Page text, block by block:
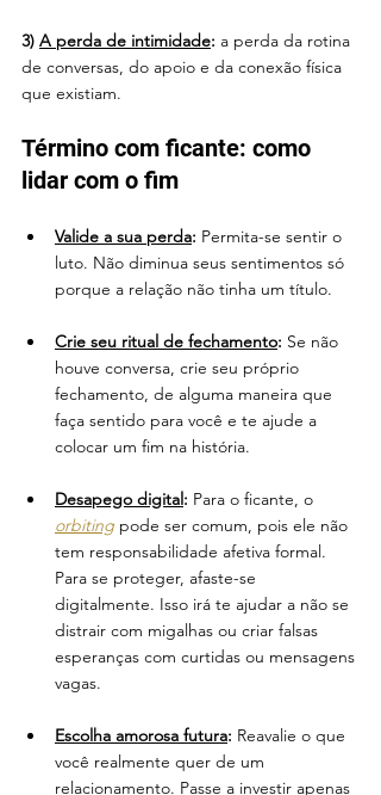
3) A perda de intimidade: a perda da rotina
de conversas, do apoio e da conexão física
que existiam.
Término com ficante: como
lidar com o fim
Valide a sua perda: Permita-se sentir o
luto. Não diminua seus sentimentos só
porque a relação não tinha um título.
Crie seu ritual de fechamento: Se não
houve conversa, crie seu próprio
fechamento, de alguma maneira que
faça sentido para você e te ajude a
colocar um fim na história.
Desapego digital: Para o ficante, o
orbiting pode ser comum, pois ele não
tem responsabilidade afetiva formal.
Para se proteger, afaste-se
digitalmente. Isso irá te ajudar a não se
distrair com migalhas ou criar falsas
esperanças com curtidas ou mensagens
vagas.
Escolha amorosa futura: Reavalie o que
você realmente quer de um
relacionamento. Passe a investir apenas